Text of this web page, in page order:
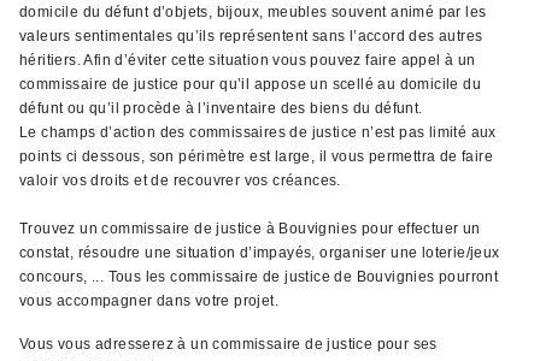
domicile du défunt d’objets, bijoux, meubles souvent animé par les
valeurs sentimentales qu’ils représentent sans l’accord des autres
héritiers. Afin d’éviter cette situation vous pouvez faire appel à un
commissaire de justice pour qu’il appose un scellé au domicile du
défunt ou qu’il procède à l’inventaire des biens du défunt.
Le champs d’action des commissaires de justice n’est pas limité aux
points ci dessous, son périmètre est large, il vous permettra de faire
valoir vos droits et de recouvrer vos créances.
Trouvez un commissaire de justice à Bouvignies pour effectuer un
constat, résoudre une situation d’impayés, organiser une loterie/jeux
concours, ... Tous les commissaire de justice de Bouvignies pourront
vous accompagner dans votre projet.
Vous vous adresserez à un commissaire de justice pour ses